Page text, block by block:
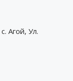
Агой, Ул.